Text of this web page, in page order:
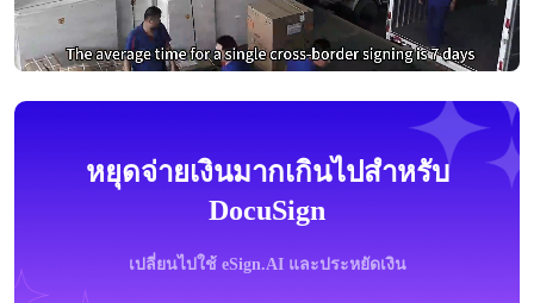
หยุดจ่ายเงินมากเกินไปสำหรับ
DocuSign
เปลี่ยนไปใช้ eSign.AI และประหยัดเงิน